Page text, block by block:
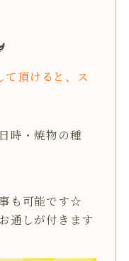
頂けると、ス
時・焼物の種
も可能です☆
通しが付きます